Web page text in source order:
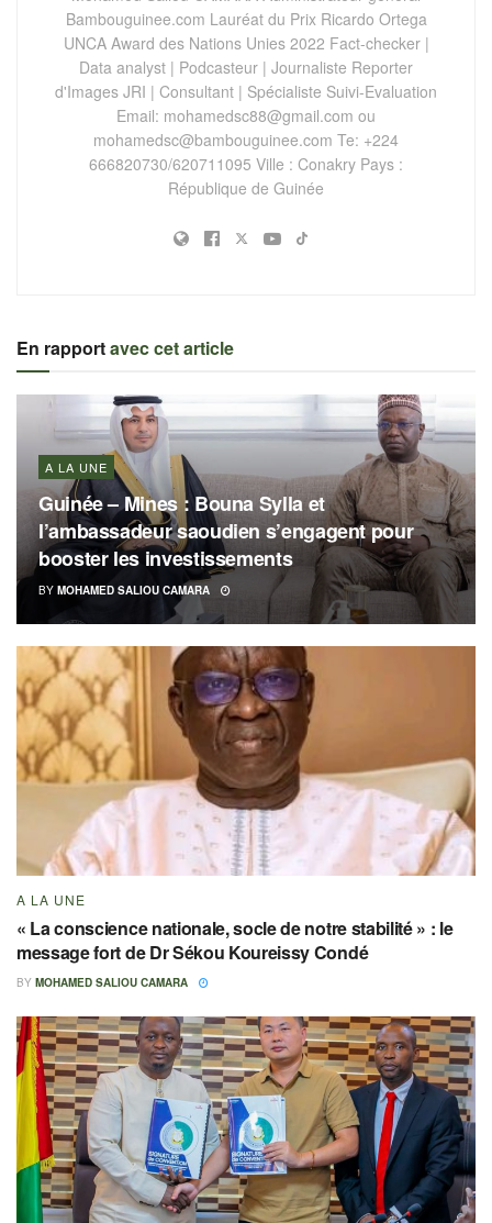
Bambouguinee.com Lauréat du Prix Ricardo Ortega
UNCA Award des Nations Unies 2022 Fact-checker |
Data analyst | Podcasteur | Journaliste Reporter
d'Images JRI | Consultant | Spécialiste Suivi-Evaluation
Email: mohamedsc88@gmail.com ou
mohamedsc@bambouguinee.com Te: +224
666820730/620711095 Ville : Conakry Pays :
République de Guinée
En rapportavec cet article
A LA UNE
Guinée – Mines : Bouna Sylla et
l’ambassadeur saoudien s’engagent pour
booster les investissements
BY MOHAMED SALIOU CAMARA
A LA UNE
« La conscience nationale, socle de notre stabilité » : le
message fort de Dr Sékou Koureissy Condé
BY MOHAMED SALIOU CAMARA